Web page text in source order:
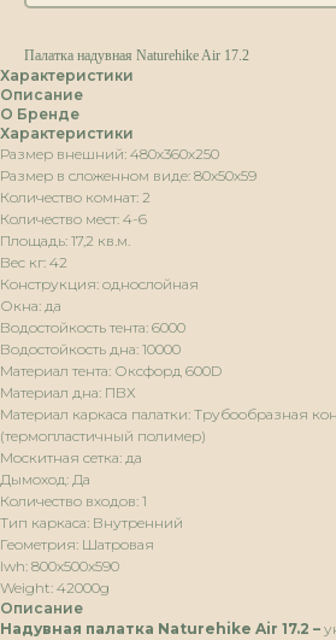
Палатка надувная Naturehike Air 17.2
Характеристики
Описание
О Бренде
Характеристики
Размер внешний: 480х360х250
Размер в сложенном виде: 80х50х59
Количество комнат: 2
Количество мест: 4-6
Площадь: 17,2 кв.м.
Вес кг: 42
Конструкция: однослойная
Окна: да
Водостойкость тента: 6000
Водостойкость дна: 10000
Материал тента: Оксфорд 600D
Материал дна: ПВХ
Материал каркаса палатки: Трубообразная
(термопластичный полимер)
Москитная сетка: да
Дымоход: Да
Количество входов: 1
Тип каркаса: Внутренний
Геометрия: Шатровая
lwh: 800x500x590
Weight: 42000g
Описание
Надувная палатка Naturehike Air 17.2 –